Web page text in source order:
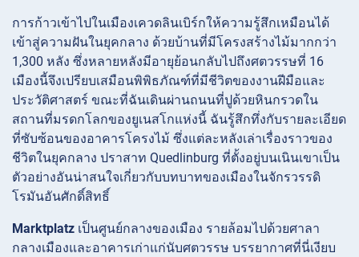
การก้าวเข้าไปในเมืองเควดลินเบิร์กให้ความรู้สึกเหมือนได้
เข้าสู่ความฝันในยุคกลาง ด้วยบ้านที่มีโครงสร้างไม้มากกว่า
1,300 หลัง ซึ่งหลายหลังมีอายุย้อนกลับไปถึงศตวรรษที่ 16
เมืองนี้จึงเปรียบเสมือนพิพิธภัณฑ์ที่มีชีวิตของงานฝีมือและ
ประวัติศาสตร์ ขณะที่ฉันเดินผ่านถนนที่ปูด้วยหินกรวดใน
สถานที่มรดกโลกของยูเนสโกแห่งนี้ ฉันรู้สึกทึ่งกับรายละเอียด
ที่ซับซ้อนของอาคารโครงไม้ ซึ่งแต่ละหลังเล่าเรื่องราวของ
ชีวิตในยุคกลาง ปราสาท Quedlinburg ที่ตั้งอยู่บนเนินเขาเป็น
ตัวอย่างอันน่าสนใจเกี่ยวกับบทบาทของเมืองในจักรวรรดิ
โรมันอันศักดิ์สิทธิ์
Marktplatz เป็นศูนย์กลางของเมือง รายล้อมไปด้วยศาลา
กลางเมืองและอาคารเก่าแก่นับศตวรรษ บรรยากาศที่นี่เงียบ